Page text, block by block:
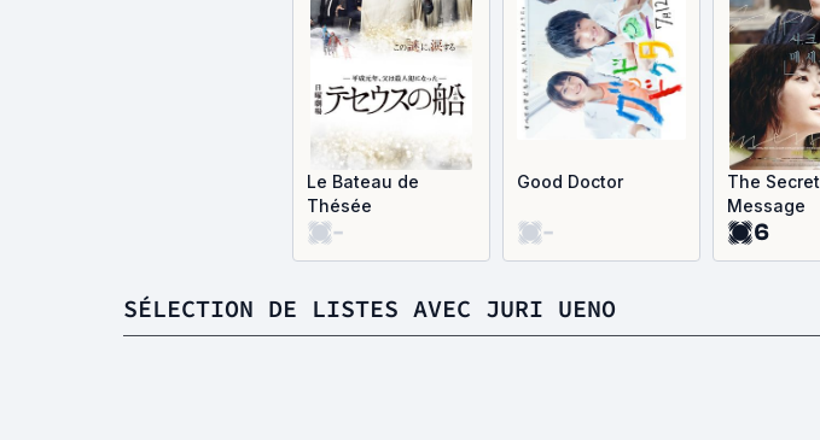
Le Bateau de
Thésée
-
Good Doctor
-
The Secret
Message
6
SÉLECTION DE LISTES AVEC JURI UENO